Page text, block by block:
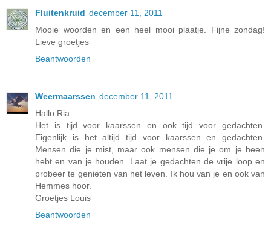
Fluitenkruid december 11, 2011
Mooie woorden en een heel mooi plaatje. Fijne zondag!
Lieve groetjes
Beantwoorden
Weermaarssen december 11, 2011
Hallo Ria
Het is tijd voor kaarssen en ook tijd voor gedachten.
Eigenlijk is het altijd tijd voor kaarssen en gedachten.
Mensen die je mist, maar ook mensen die je om je heen
hebt en van je houden. Laat je gedachten de vrije loop en
probeer te genieten van het leven. Ik hou van je en ook van
Hemmes hoor.
Groetjes Louis
Beantwoorden